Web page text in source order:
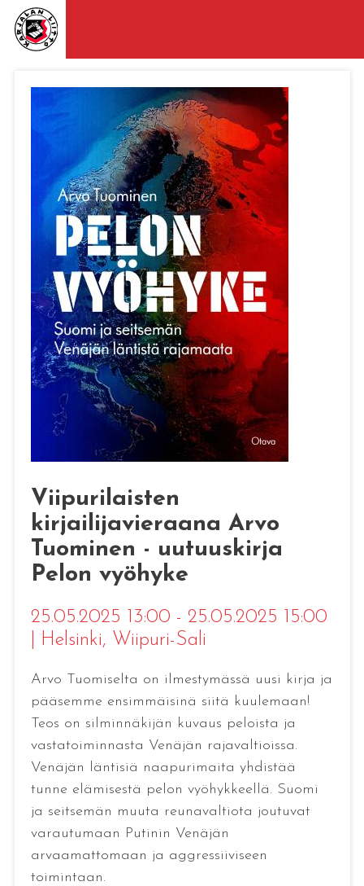
Viipurilaisten
kirjailijavieraana Arvo
Tuominen - uutuuskirja
Pelon vyöhyke
25.05.2025 13:00 - 25.05.2025 15:00
Helsinki, Wiipuri-Sali
Arvo Tuomiselta on ilmestymässä uusi kirja ja
pääsemme ensimmäisinä siitä kuulemaan!
Teos on silminnäkijän kuvaus peloista ja
vastatoiminnasta Venäjän rajavaltioissa.
Venäjän läntisiä naapurimaita yhdistää
tunne elämisestä pelon vyöhykkeellä. Suomi
ja seitsemän muuta reunavaltiota joutuvat
varautumaan Putinin Venäjän
arvaamattomaan ja aggressiiviseen
toimintaan.